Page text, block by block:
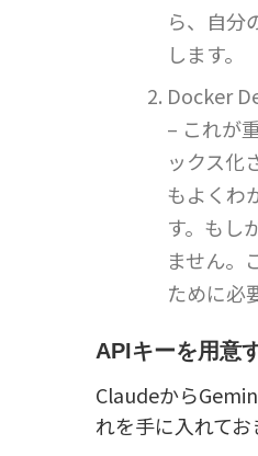
ら、自分
します。
Docker
– これが
ックス化
もよくわ
す。もし
ません。
ために必
APIキーを用意
Claudeから
れを手に入れてお